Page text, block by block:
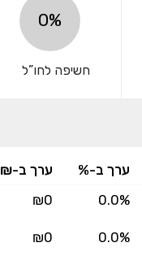
0%
חשיפה לחו”ל
ערך ב-%
ערך ב-₪
0.0%
₪0
0.0%
₪0